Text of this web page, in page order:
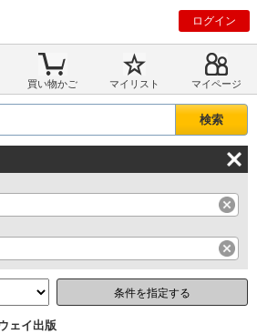
ログイン
買い物かご マイリスト マイページ
条件を指定する
ェイ出版